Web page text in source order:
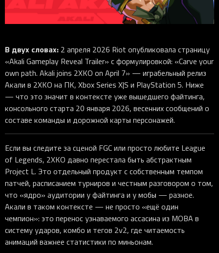
Рюкзаки
Аксессуары
Pro Click
Аксессуары для мышей
Tartarus
Аксессуары для клавиатур
Hammerhead
Аксессуары для аудио
Wireless Control Pod
Kraken Kitty
Kiyo
Освещение
Ripsaw
Все устройства
Goliathus
Firefly
Strider
Sphex
Gigantus
Pro Glide
Pro Click V2
Pro Click V2 Vertical
Pro Type
Pro Glide XXL
Аксессуары
Коллаборации
Synapse 4
Synapse 3
Chroma™ RGB
THX Spatial
7.1 Sound
Synapse 2 Legacy
Virtual Ring Light
Razer Axon
Streamer Companion App
Cortex
iOS-приложения
Киберспорт
Игровые ивенты
В двух словах: 2 апреля 2026 Riot опубликовала страницу
«Akali Gameplay Reveal Trailer» с формулировкой: «Carve your
own path. Akali joins 2XKO on April 7» — играбельный релиз
Акали в 2XKO на ПК, Xbox Series X|S и PlayStation 5. Ниже
— что это значит в контексте уже вышедшего файтинга,
консольного старта 20 января 2026, весенних сообщений о
составе команды и дорожной карты персонажей.
Если вы следите за сценой FGC или просто любите League
of Legends, 2XKO давно перестала быть абстрактным
Project L. Это отдельный продукт с собственным темпом
патчей, расписанием турниров и честным разговором о том,
что «ядро» аудитории у файтинга и у мобы — разное.
Акали в таком контексте — не просто «ещё один
чемпион»: это перенос узнаваемого ассасина из MOBA в
систему ударов, комбо и тегов 2v2, где читаемость
анимаций важнее статистики по миньонам.